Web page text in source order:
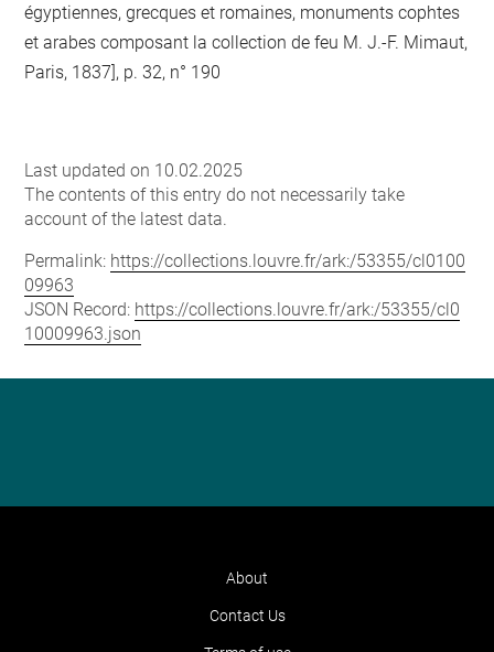
égyptiennes, grecques et romaines, monuments cophtes
et arabes composant la collection de feu M. J.-F. Mimaut,
Paris, 1837], p. 32, n° 190
Last updated on 10.02.2025
The contents of this entry do not necessarily take
account of the latest data.
Permalink: https://collections.louvre.fr/ark:/53355/cl0100
09963
JSON Record: https://collections.louvre.fr/ark:/53355/cl0
10009963.json
About
Contact Us